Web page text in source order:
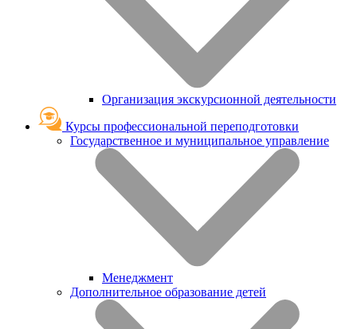
Организация экскурсионной деятельности
Курсы профессиональной переподготовки
Государственное и муниципальное управление
Менеджмент
Дополнительное образование детей